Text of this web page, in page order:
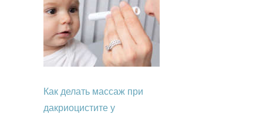
Как делать массаж при
дакриоцистите у